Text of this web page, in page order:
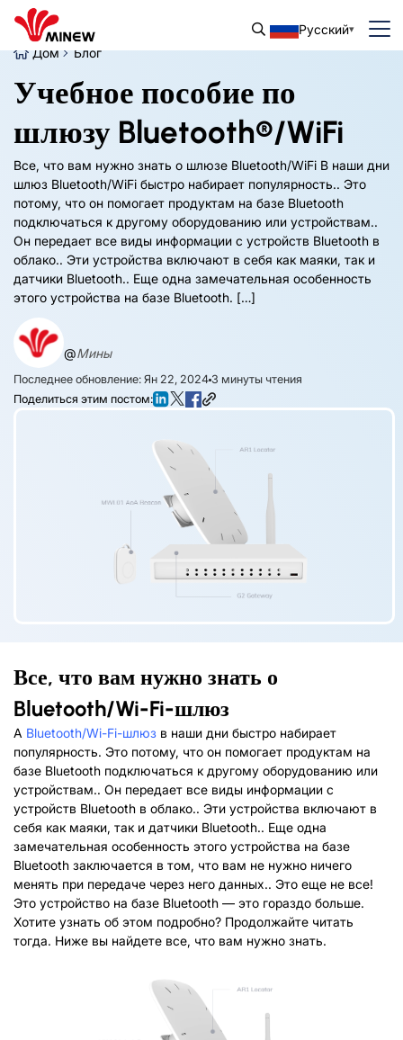
Русский
Дом
Блог
Учебное пособие по
шлюзу Bluetooth®/WiFi
Все, что вам нужно знать о шлюзе Bluetooth/WiFi В наши дни
шлюз Bluetooth/WiFi быстро набирает популярность.. Это
потому, что он помогает продуктам на базе Bluetooth
подключаться к другому оборудованию или устройствам..
Он передает все виды информации с устройств Bluetooth в
облако.. Эти устройства включают в себя как маяки, так и
датчики Bluetooth.. Еще одна замечательная особенность
этого устройства на базе Bluetooth. […]
@Мины
Последнее обновление: Ян 22, 2024 3 минуты чтения
Поделиться этим постом:
Все, что вам нужно знать о
Bluetooth/Wi-Fi-шлюз
А Bluetooth/Wi-Fi-шлюз в наши дни быстро набирает
популярность. Это потому, что он помогает продуктам на
базе Bluetooth подключаться к другому оборудованию или
устройствам.. Он передает все виды информации с
устройств Bluetooth в облако.. Эти устройства включают в
себя как маяки, так и датчики Bluetooth.. Еще одна
замечательная особенность этого устройства на базе
Bluetooth заключается в том, что вам не нужно ничего
менять при передаче через него данных.. Это еще не все!
Это устройство на базе Bluetooth — это гораздо больше.
Хотите узнать об этом подробно? Продолжайте читать
тогда. Ниже вы найдете все, что вам нужно знать.